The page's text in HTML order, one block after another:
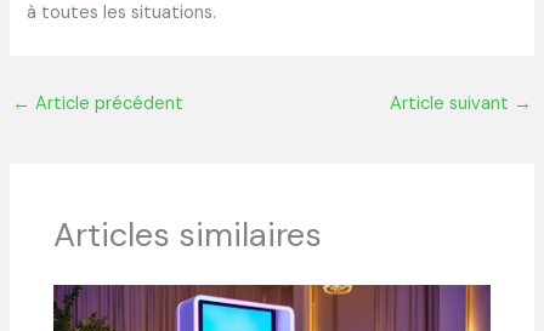
à toutes les situations.
← Article précédent Article suivant →
Articles similaires